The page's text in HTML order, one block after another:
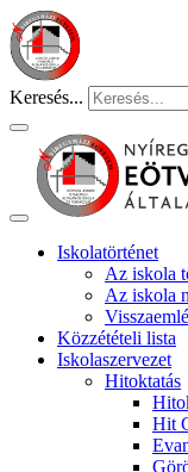
Keresés...
Iskolatörténet
Az iskola
Az iskola
Közzétételi lista
Iskolaszervezet
Hitoktatás
Hit